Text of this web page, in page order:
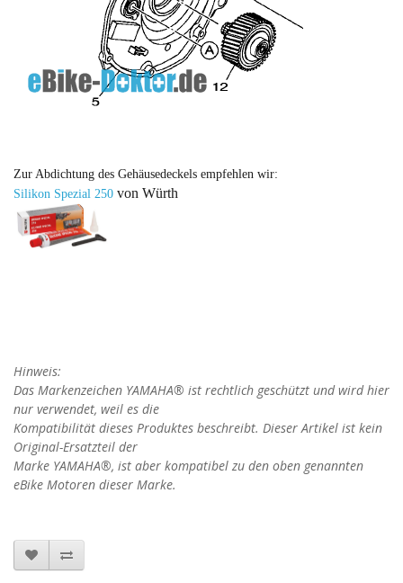
Zur Abdichtung des Gehäusedeckels empfehlen wir:
Silikon Spezial 250 von Würth
Hinweis:
Das Markenzeichen YAMAHA® ist rechtlich geschützt und wird hier
nur verwendet, weil es die
Kompatibilität dieses Produktes beschreibt. Dieser Artikel ist kein
Original-Ersatzteil der
Marke YAMAHA®, ist aber kompatibel zu den oben genannten
eBike Motoren dieser Marke.